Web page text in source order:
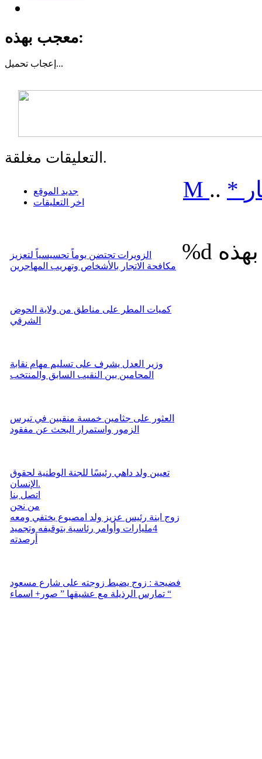
معجب بهذه:
إعجاب تحميل...
التعليقات مغلقة.
جديد الموقع
اخر التعليقات
الزويرات تحتضن يوماً تحسيسياً لتعزيز
مكافحة الاتجار بالأشخاص وتهريب المهاجرين
كميات المطر على مناطق من ولاية الحوض
الشرقي
وزير العدل يشرف على تسليم مهام نقابة
المحامين بين النقيب السابق والمنتخب
العثور على جثامين خمسة منقبين في تيرس
الزمور واستمرار البحث عن مفقود
تعيين ولد داهي رئيسًا للجنة الوطنية لحقوق
الإنسان.
اتصل بنا
من نحن
زوج ابنة رئيس عزيز ولد امصبوع يختفي ومعه
4مليارات وأوامر رئاسية بتوقيفه وتجميد
أرصدته
فضيحة : زوج يضبط زوجته على شارع مسعود
تمارس الرذيلة مع عشيقها ” صور+ اسماء “
M .. *
%d